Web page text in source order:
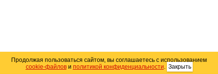
Продолжая пользоваться сайтом, вы соглашаетесь с использованием
cookie-файлови политикой конфиденциальности. Закрыть